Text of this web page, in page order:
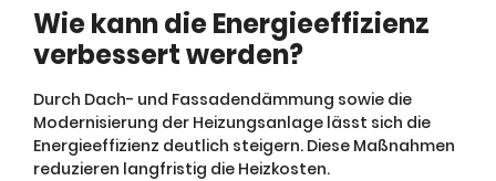
Wie kann die Energieeffizienz
verbessert werden?
Durch Dach- und Fassadendämmung sowie die
Modernisierung der Heizungsanlage lässt sich die
Energieeffizienz deutlich steigern. Diese Maßnahmen
reduzieren langfristig die Heizkosten.